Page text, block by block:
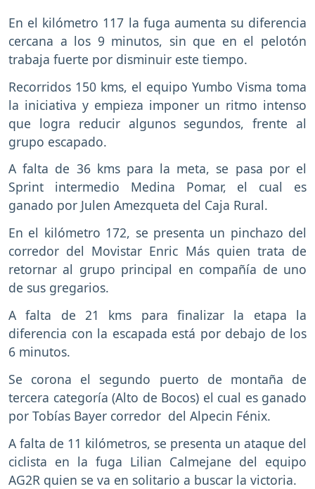
En el kilómetro 117 la fuga aumenta su diferencia
cercana a los 9 minutos, sin que en el pelotón
trabaja fuerte por disminuir este tiempo.
Recorridos 150 kms, el equipo Yumbo Visma toma
la iniciativa y empieza imponer un ritmo intenso
que logra reducir algunos segundos, frente al
grupo escapado.
A falta de 36 kms para la meta, se pasa por el
Sprint intermedio Medina Pomar, el cual es
ganado por Julen Amezqueta del Caja Rural.
En el kilómetro 172, se presenta un pinchazo del
corredor del Movistar Enric Más quien trata de
retornar al grupo principal en compañía de uno
de sus gregarios.
A falta de 21 kms para finalizar la etapa la
diferencia con la escapada está por debajo de los
6 minutos.
Se corona el segundo puerto de montaña de
tercera categoría (Alto de Bocos) el cual es ganado
por Tobías Bayer corredor del Alpecin Fénix.
A falta de 11 kilómetros, se presenta un ataque del
ciclista en la fuga Lilian Calmejane del equipo
AG2R quien se va en solitario a buscar la victoria.